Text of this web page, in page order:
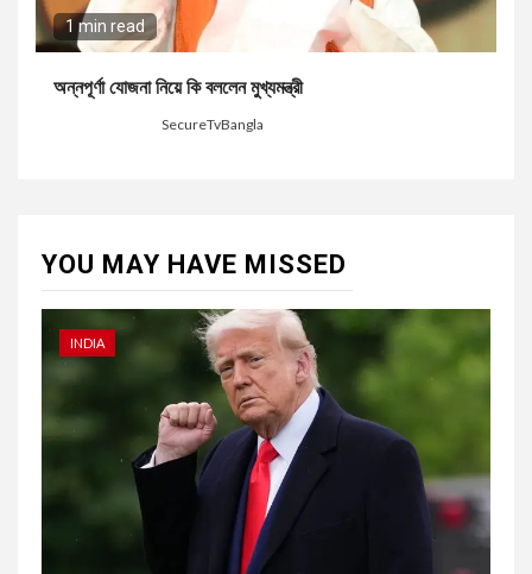
1 min read
অন্নপূর্ণা যোজনা নিয়ে কি বললেন মুখ্যমন্ত্রী
SecureTvBangla
YOU MAY HAVE MISSED
INDIA